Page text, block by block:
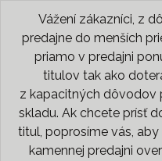
Vážení zákazníci, z
predajne do menších
priamo v predajni
titulov tak ako
z kapacitných dôvodov
skladu. Ak chcete prísť
titul, poprosíme vás,
kamennej predajni